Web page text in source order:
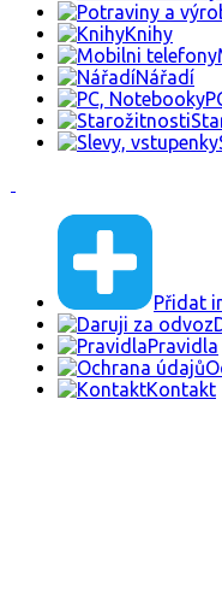
Knihy
Nářadí
Přidat
Pravidla
Kontakt